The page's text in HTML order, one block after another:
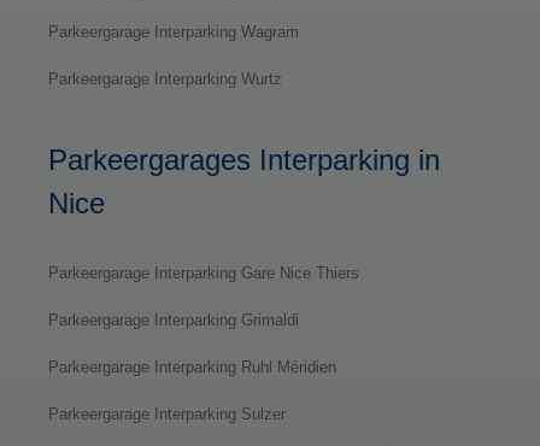
Parkeergarage Interparking Wagram
Parkeergarage Interparking Wurtz
Parkeergarages Interparking in
Nice
Parkeergarage Interparking Gare Nice Thiers
Parkeergarage Interparking Grimaldi
Parkeergarage Interparking Ruhl Méridien
Parkeergarage Interparking Sulzer